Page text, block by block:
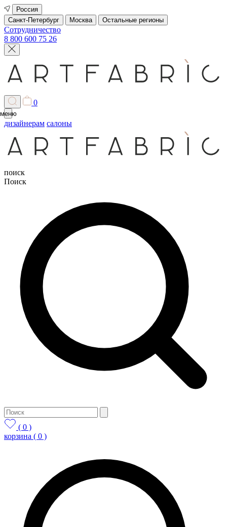
Россия
Санкт-Петербург
Москва Остальные регионы
Сотрудничество
8 800 600 75 26
0
меню
дизайнерам салоны
поиск
Поиск
( 0 )
корзина ( 0 )